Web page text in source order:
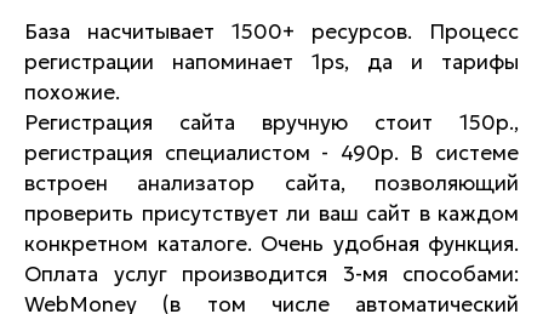
База насчитывает 1500+ ресурсов. Процесс
регистрации напоминает 1ps, да и тарифы
похожие.
Регистрация сайта вручную стоит 150р.,
регистрация специалистом - 490р. В системе
встроен анализатор сайта, позволяющий
проверить присутствует ли ваш сайт в каждом
конкретном каталоге. Очень удобная функция.
Оплата услуг производится 3-мя способами:
WebMoney (в том числе автоматический